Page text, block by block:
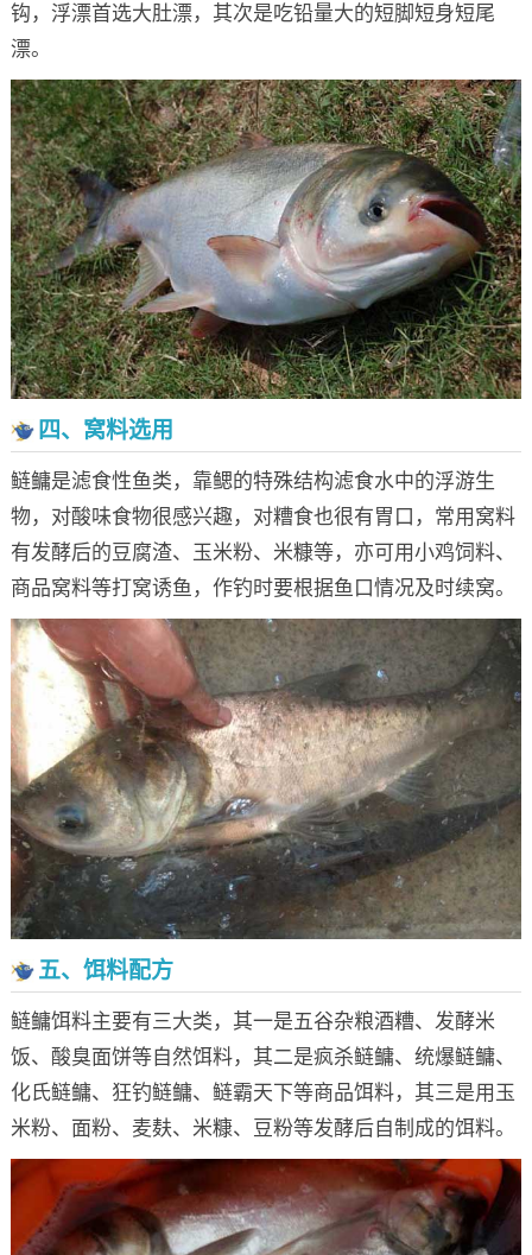
钩，浮漂首选大肚漂，其次是吃铅量大的短脚短身短尾
漂。
四、窝料选用
鲢鳙是滤食性鱼类，靠鳃的特殊结构滤食水中的浮游生
物，对酸味食物很感兴趣，对糟食也很有胃口，常用窝料
有发酵后的豆腐渣、玉米粉、米糠等，亦可用小鸡饲料、
商品窝料等打窝诱鱼，作钓时要根据鱼口情况及时续窝。
五、饵料配方
鲢鳙饵料主要有三大类，其一是五谷杂粮酒糟、发酵米
饭、酸臭面饼等自然饵料，其二是疯杀鲢鳙、统爆鲢鳙、
化氏鲢鳙、狂钓鲢鳙、鲢霸天下等商品饵料，其三是用玉
米粉、面粉、麦麸、米糠、豆粉等发酵后自制成的饵料。